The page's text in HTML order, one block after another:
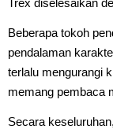
Beberapa tokoh
pendalaman
terlalu mengurangi
memang pembaca
Secara